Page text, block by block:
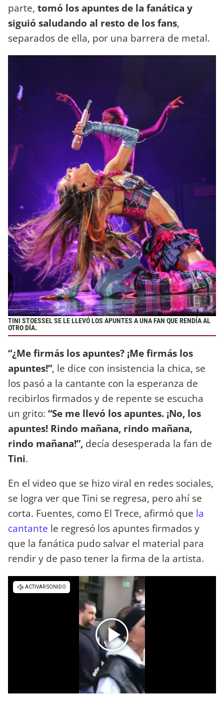
parte, tomó los apuntes de la fanática y
siguió saludando al resto de los fans,
separados de ella, por una barrera de metal.
TINI STOESSEL SE LE LLEVÓ LOS APUNTES A UNA FAN QUE RENDÍA AL
OTRO DÍA.
“¿Me firmás los apuntes? ¡Me firmás los
apuntes!”, le dice con insistencia la chica, se
los pasó a la cantante con la esperanza de
recibirlos firmados y de repente se escucha
un grito: “Se me llevó los apuntes. ¡No, los
apuntes! Rindo mañana, rindo mañana,
rindo mañana!”, decía desesperada la fan de
Tini.
En el video que se hizo viral en redes sociales,
se logra ver que Tini se regresa, pero ahí se
corta. Fuentes, como El Trece, afirmó que la
cantante le regresó los apuntes firmados y
que la fanática pudo salvar el material para
rendir y de paso tener la firma de la artista.